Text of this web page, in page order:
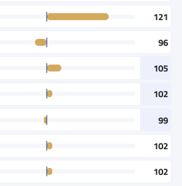
121
96
105
102
99
102
102